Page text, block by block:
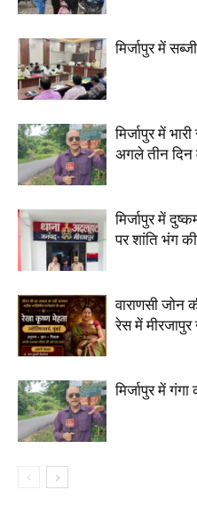
मिर्जापुर में
मिर्जापुर में
अगले तीन दिन
मिर्जापुर में
पर शांति भंग की
वाराणसी जोन
रेस में मीरजापुर
मिर्जापुर में